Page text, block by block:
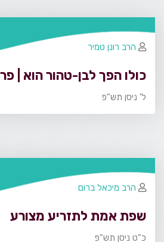
כולו הפך לבן-טהור הוא |
ל' ניסן תש"פ
הרב רונן טמיר
שפת אמת לתזריע מצורע
כ"ט ניסן תש"פ
הרב מיכאל ברום